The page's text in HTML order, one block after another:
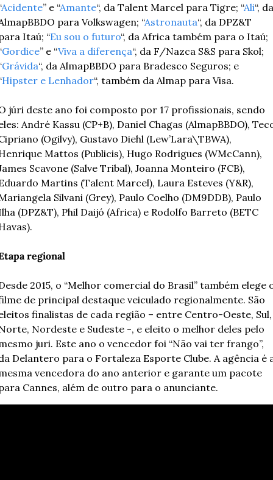
Acidente” e “Amante“, da Talent Marcel para Tigre; “Ali“, da
para Volkswagen; “Astronauta“, da DPZ&T
Itaú; “Eu sou o futuro“, da Africa também para o Itaú;
Gordice” e “Viva a diferença“, da F/Nazca S&S para Skol;
Grávida“, da AlmapBBDO para Bradesco Seguros; e
Hipster e Lenhador“, também da Almap para Visa.
júri deste ano foi composto por 17 profissionais, sendo
André Kassu (CP+B), Daniel Chagas (AlmapBBDO),
(Ogilvy), Gustavo Diehl (Lew’Lara\TBWA),
Mattos (Publicis), Hugo Rodrigues (WMcCann),
Scavone (Salve Tribal), Joanna Monteiro (FCB),
Martins (Talent Marcel), Laura Esteves (Y&R),
Silvani (Grey), Paulo Coelho (DM9DDB), Paulo
(DPZ&T), Phil Daijó (Africa) e Rodolfo Barreto (BETC
regional
2015, o “Melhor comercial do Brasil” também elege
de principal destaque veiculado regionalmente. São
finalistas de cada região – entre Centro-Oeste, Sul,
Nordeste e Sudeste -, e eleito o melhor deles pelo
juri. Este ano o vencedor foi “Não vai ter frango”,
Delantero para o Fortaleza Esporte Clube. A agência é
vencedora do ano anterior e garante um pacote
Cannes, além de outro para o anunciante.